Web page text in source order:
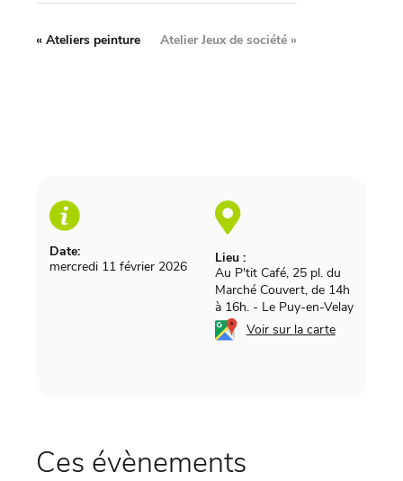
Date:
mercredi 11 février 2026
Lieu :
Au P'tit Café, 25 pl. du
Marché Couvert, de 14h
à 16h. - Le Puy-en-Velay
Voir sur la carte
« Ateliers peinture Atelier Jeux de société »
Ces évènements